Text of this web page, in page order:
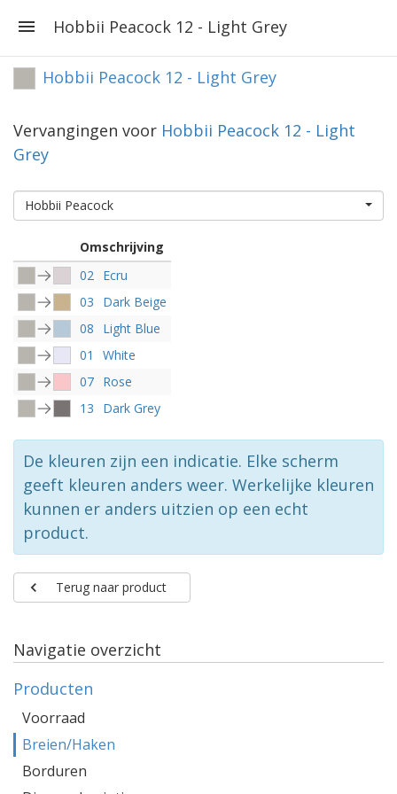
Hobbii Peacock 12 - Light Grey
Hobbii Peacock 12 - Light Grey
Vervangingen voor Hobbii Peacock 12 - Light
Grey
Hobbii Peacock
Omschrijving
02 Ecru
03
Dark Beige
08
Light Blue
01
White
07 Rose
13
Dark Grey
De kleuren zijn een indicatie. Elke scherm
geeft kleuren anders weer. Werkelijke kleuren
kunnen er anders uitzien op een echt
product.
Terug naar product
Navigatie overzicht
Producten
Voorraad
Breien/Haken
Borduren